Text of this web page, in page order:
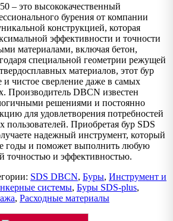
– это высококачественный
бурения от компании
конструкцией, которая
эффективности и точности
материалами, включая бетон,
специальной геометрии режущей
материалов, этот бур
и чистое сверление даже в самых
Производитель DBCN известен
решениями и постоянно
для удовлетворения потребностей
пользователей. Приобретая бур SDS
надежный инструмент, который
годы и поможет выполнить любую
точностью и эффективностью.
SDS DBCN, Буры, Инструмент и
системы, Буры SDS-plus,
, Расходные материалы